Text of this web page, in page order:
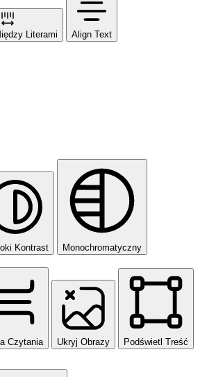
Literami Align Text
Kontrast Monochromatyczny
Czytania Ukryj Obrazy Podświetl Treść